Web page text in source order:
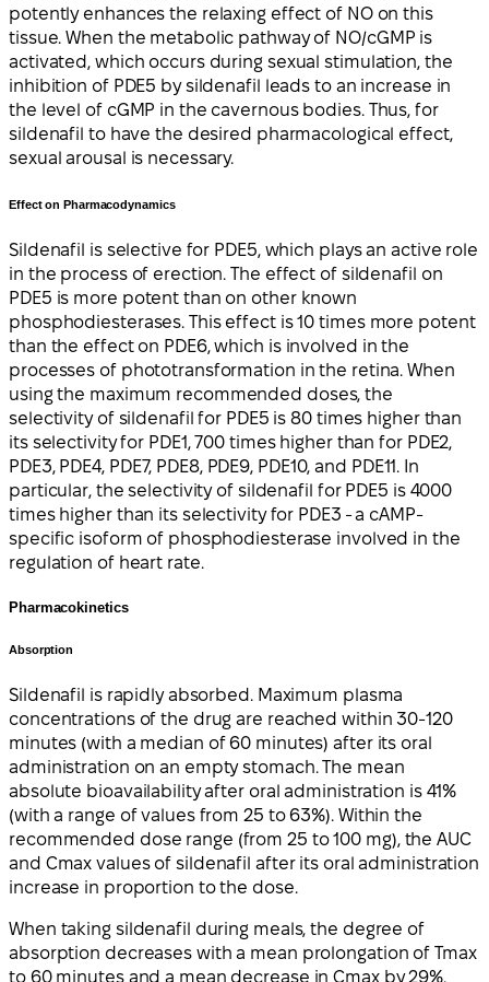
potently enhances the relaxing effect of NO on this
tissue. When the metabolic pathway of NO/cGMP is
activated, which occurs during sexual stimulation, the
inhibition of PDE5 by sildenafil leads to an increase in
the level of cGMP in the cavernous bodies. Thus, for
sildenafil to have the desired pharmacological effect,
sexual arousal is necessary.
Effect on Pharmacodynamics
Sildenafil is selective for PDE5, which plays an active role
in the process of erection. The effect of sildenafil on
PDE5 is more potent than on other known
phosphodiesterases. This effect is 10 times more potent
than the effect on PDE6, which is involved in the
processes of phototransformation in the retina. When
using the maximum recommended doses, the
selectivity of sildenafil for PDE5 is 80 times higher than
its selectivity for PDE1, 700 times higher than for PDE2,
PDE3, PDE4, PDE7, PDE8, PDE9, PDE10, and PDE11. In
particular, the selectivity of sildenafil for PDE5 is 4000
times higher than its selectivity for PDE3 - a cAMP-
specific isoform of phosphodiesterase involved in the
regulation of heart rate.
Pharmacokinetics
Absorption
Sildenafil is rapidly absorbed. Maximum plasma
concentrations of the drug are reached within 30-120
minutes (with a median of 60 minutes) after its oral
administration on an empty stomach. The mean
absolute bioavailability after oral administration is 41%
(with a range of values from 25 to 63%). Within the
recommended dose range (from 25 to 100 mg), the AUC
and Cmax values of sildenafil after its oral administration
increase in proportion to the dose.
When taking sildenafil during meals, the degree of
absorption decreases with a mean prolongation of Tmax
to 60 minutes and a mean decrease in Cmax by 29%.